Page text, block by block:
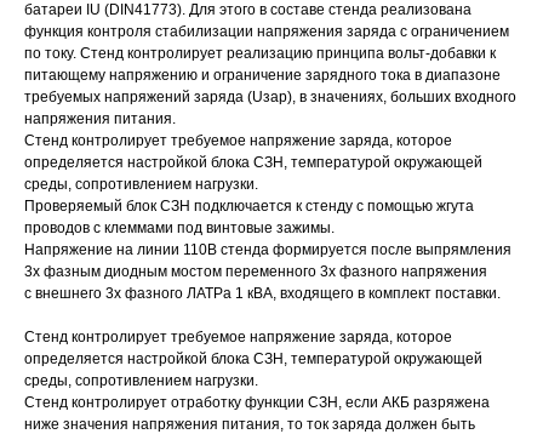
батареи IU (DIN41773). Для этого в составе стенда реализована
функция контроля стабилизации напряжения заряда с ограничением
по току. Стенд контролирует реализацию принципа вольт-добавки к
питающему напряжению и ограничение зарядного тока в диапазоне
требуемых напряжений заряда (Uзар), в значениях, больших входного
напряжения питания.
Стенд контролирует требуемое напряжение заряда, которое
определяется настройкой блока СЗН, температурой окружающей
среды, сопротивлением нагрузки.
Проверяемый блок СЗН подключается к стенду с помощью жгута
проводов с клеммами под винтовые зажимы.
Напряжение на линии 110В стенда формируется после выпрямления
3х фазным диодным мостом переменного 3х фазного напряжения
с внешнего 3х фазного ЛАТРа 1 кВА, входящего в комплект поставки.
Стенд контролирует требуемое напряжение заряда, которое
определяется настройкой блока СЗН, температурой окружающей
среды, сопротивлением нагрузки.
Стенд контролирует отработку функции СЗН, если АКБ разряжена
ниже значения напряжения питания, то ток заряда должен быть